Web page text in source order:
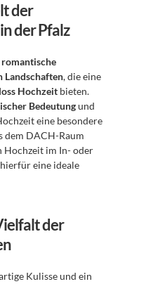
der
der Pfalz
romantische
Landschaften, die eine
Hochzeit bieten.
Bedeutung
eine besondere
dem DACH-Raum
Hochzeit im In- oder
eine ideale
der